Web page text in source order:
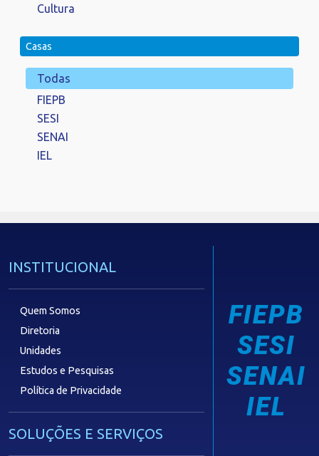
Cultura
Casas
Todas
FIEPB
SESI
SENAI
IEL
INSTITUCIONAL
Quem Somos
Diretoria
Unidades
Estudos e Pesquisas
Política de Privacidade
SOLUÇÕES E SERVIÇOS
FIEPB
SESI
SENAI
IEL